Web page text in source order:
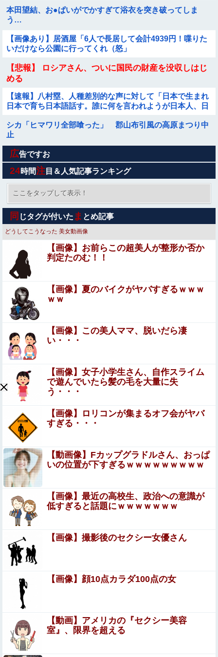
本田望結、お●ぱいがでかすぎて浴衣を突き破ってしま
う…
【画像あり】居酒屋「6人で長居して会計4939円！喋りた
いだけなら公園に行ってくれ（怒」
【悲報】 ロシアさん、ついに国民の財産を没収しはじ
める
【速報】八村塁、人種差別的な声に対して「日本で生まれ
日本で育ち日本語話す。誰に何を言われようが日本人、日
シカ「ヒマワリ全部喰った」 郡山布引風の高原まつり中
止
【エ□漫画】 幼馴染彼女との初セッ●ス失敗…！悩む童貞
男子にクラスメイトのギャルJKが優しく近づきオチ●ポよ
しよしされちゃう…！
スマホゲー業界、終わりの始まり…倒産件数が過去最多ペ
ース「数億円かけても爆ﾀﾋ」
【悲報】ゲーム配信者さん、家賃8万円の部屋で深夜配信
→管理会社から厳重注意されてお気持ち表明ｗｗｗ
【悲報】ちいかわ作者さん、「総額30億超」の大豪邸を建
てる！？ｗｗｗｗｗ
【闇】なぜ日本でコメが買えなくなり食料自給率が過去最
低に並んだのか？他
【悲報】粗品、永久追放ｗｗｗｗｗｗｗｗｗｗｗｗｗｗｗ
（証拠あり）
【腹筋崩壊】 見た瞬間吹いた画像を貼っていくスレｗ
ｗｗｗ
チ○ポの虜…肉便器に堕ちた女の子たち！生臭いザー○ンを
【動画】かもしれない運転、限界突破
セブンイレブンのホットスナックコーナーにあるチョコク
ッキー美味しすぎる。でも545カロリーあってヒエっ
彼の母親と初めて食事した時に彼母が「私ちゃん
は結婚したら仕事辞める予定なんですってね」と
言ってきた
【画像】妹さん、ブラジャーだけでくつろいでしまうｗｗ
ｗwｗｗｗｗｗｗｗｗ❤
会社「辞めたいなら辞めろ。お前の代わりはいくらでもい
る」→結果ｗｗｗｗｗｗｗｗｗ
すぎる
手マン嫌がる彼氏持ちギャル「ねぇもうやめて！」⇒ マ○
【悲報】ジャンポケ斎藤さん、壊れる
【艦これ】フランスってSHS持ってたのか
【画像】20年前のAV、キチガイすぎるwwwwww
広告ですお
24時間注 目＆人気記事ランキング
ここをタップして表示！
同 じタグが付いた ま とめ記事
どうしてこうなった 美女動画像
【画像】お前らこの超美人が整形か否か
判定たのむ！！
【画像】夏のバイクがヤバすぎるｗｗｗ
ｗｗ
【画像】この美人ママ、脱いだら凄
い・・・
【画像】女子小学生さん、自作スライム
で遊んでいたら髪の毛を大量に失
う・・・
【画像】ロリコンが集まるオフ会がヤバ
すぎる・・・
【動画像】Fカップグラドルさん、おっぱ
いの位置が下すぎるｗｗｗｗｗｗｗｗｗ
【画像】最近の高校生、政治への意識が
低すぎると話題にｗｗｗｗｗｗｗ
【画像】撮影後のセクシー女優さん
【画像】顔10点カラダ100点の女
【動画】アメリカの『セクシー美容
室』、限界を超える